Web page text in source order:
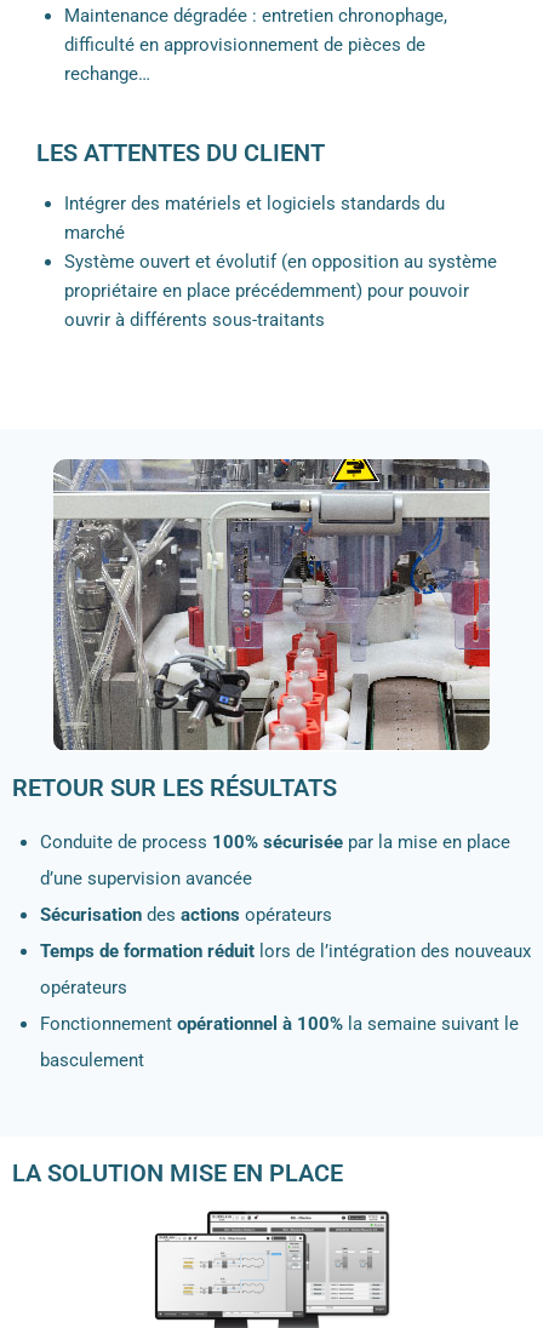
Maintenance dégradée : entretien chronophage,
difficulté en approvisionnement de pièces de
rechange…
LES ATTENTES DU CLIENT
Intégrer des matériels et logiciels standards du
marché
Système ouvert et évolutif (en opposition au système
propriétaire en place précédemment) pour pouvoir
ouvrir à différents sous-traitants
RETOUR SUR LES RÉSULTATS
Conduite de process 100% sécurisée par la mise en place
d’une supervision avancée
Sécurisation des actions opérateurs
Temps de formation réduit lors de l’intégration des nouveaux
opérateurs
Fonctionnement opérationnel à 100% la semaine suivant le
basculement
LA SOLUTION MISE EN PLACE